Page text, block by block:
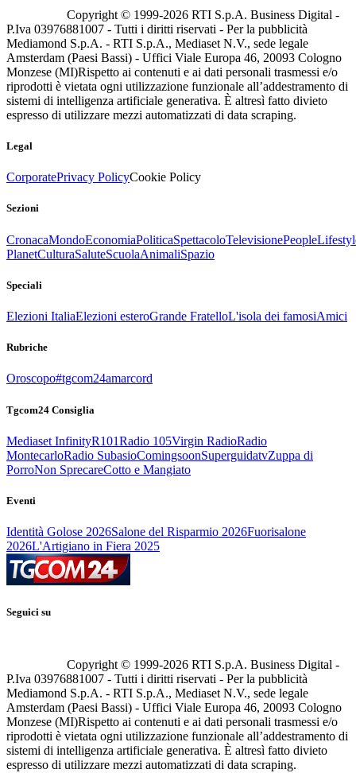
Copyright © 1999-2026 RTI S.p.A. Business Digital -
P.Iva 03976881007 - Tutti i diritti riservati - Per la pubblicità
Mediamond S.p.A. - RTI S.p.A., Mediaset N.V., sede legale
Amsterdam (Paesi Bassi) - Uffici Viale Europa 46, 20093 Cologno
Monzese (MI)Rispetto ai contenuti e ai dati personali trasmessi e/o
riprodotti è vietata ogni utilizzazione funzionale all’addestramento di
sistemi di intelligenza artificiale generativa. È altresì fatto divieto
espresso di utilizzare mezzi automatizzati di data scraping.
Legal
CorporatePrivacy PolicyCookie Policy
Sezioni
CronacaMondoEconomiaPoliticaSpettacoloTelevisionePeople
PlanetCulturaSaluteScuolaAnimaliSpazio
Speciali
Elezioni ItaliaElezioni esteroGrande FratelloL'isola dei famosiAmici
Rubriche
Oroscopo#tgcom24amarcord
Tgcom24 Consiglia
Mediaset InfinityR101Radio 105Virgin RadioRadio
MontecarloRadio SubasioComingsoonSuperguidatvZuppa di
PorroNon SprecareCotto e Mangiato
Eventi
Identità Golose 2026Salone del Risparmio 2026Fuorisalone
2026L'Artigiano in Fiera 2025
Seguici su
Copyright © 1999-2026 RTI S.p.A. Business Digital -
P.Iva 03976881007 - Tutti i diritti riservati - Per la pubblicità
Mediamond S.p.A. - RTI S.p.A., Mediaset N.V., sede legale
Amsterdam (Paesi Bassi) - Uffici Viale Europa 46, 20093 Cologno
Monzese (MI)Rispetto ai contenuti e ai dati personali trasmessi e/o
riprodotti è vietata ogni utilizzazione funzionale all’addestramento di
sistemi di intelligenza artificiale generativa. È altresì fatto divieto
espresso di utilizzare mezzi automatizzati di data scraping.